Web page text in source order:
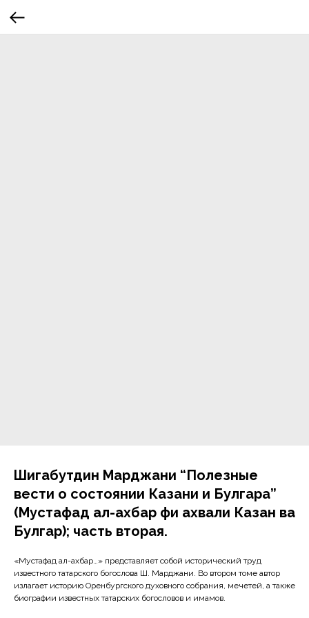
Шигабутдин Марджани “Полезные
вести о состоянии Казани и Булгара”
(Мустафад ал-ахбар фи ахвали Казан ва
Булгар); часть вторая.
«Мустафад ал-ахбар…» представляет собой исторический труд
известного татарского богослова Ш. Марджани. Во втором томе автор
излагает историю Оренбургского духовного собрания, мечетей, а также
биографии известных татарских богословов и имамов.